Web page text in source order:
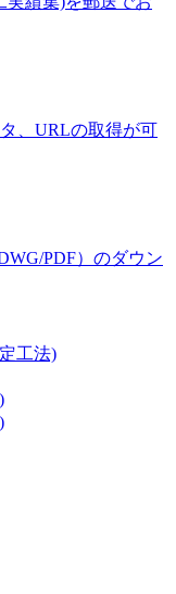
、URLの取得が可
PDF）のダウン
工法)